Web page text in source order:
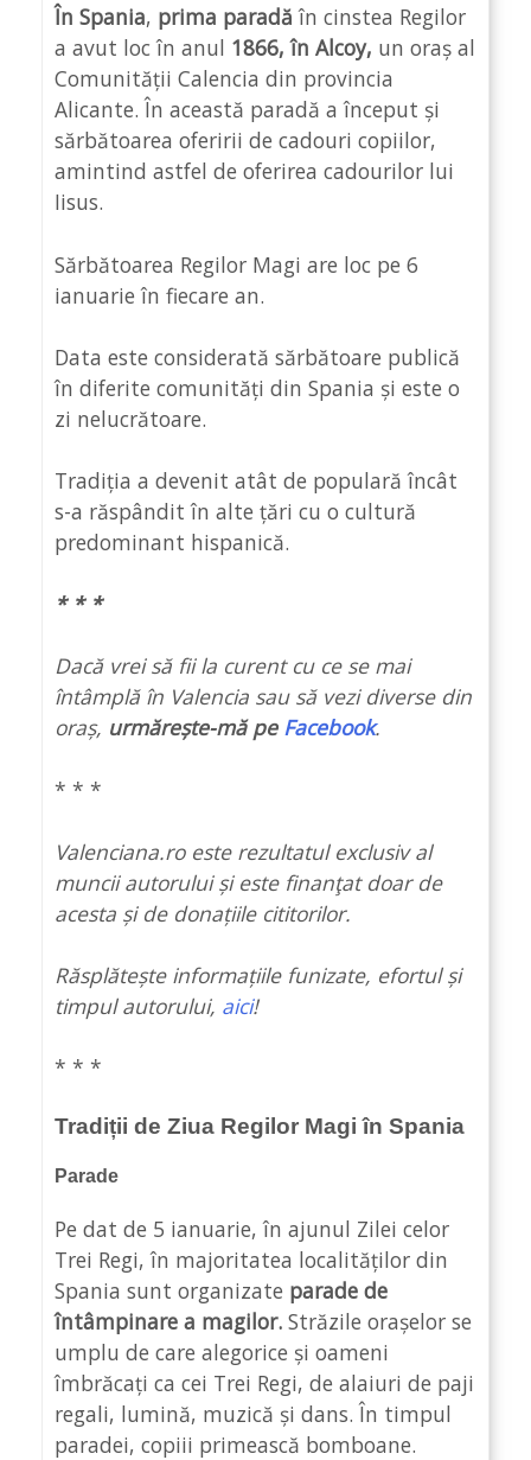
În Spania, prima paradă în cinstea Regilor
a avut loc în anul 1866, în Alcoy, un oraș al
Comunității Calencia din provincia
Alicante. În această paradă a început și
sărbătoarea oferirii de cadouri copiilor,
amintind astfel de oferirea cadourilor lui
Iisus.
Sărbătoarea Regilor Magi are loc pe 6
ianuarie în fiecare an.
Data este considerată sărbătoare publică
în diferite comunități din Spania și este o
zi nelucrătoare.
Tradiția a devenit atât de populară încât
s-a răspândit în alte țări cu o cultură
predominant hispanică.
* * *
Dacă vrei să fii la curent cu ce se mai
întâmplă în Valencia sau să vezi diverse din
oraș, urmărește-mă pe Facebook.
* * *
Valenciana.ro este rezultatul exclusiv al
muncii autorului și este finanţat doar de
acesta și de donațiile cititorilor.
Răsplătește informațiile funizate, efortul și
timpul autorului, aici!
* * *
Tradiții de Ziua Regilor Magi în Spania
Parade
Pe dat de 5 ianuarie, în ajunul Zilei celor
Trei Regi, în majoritatea localităților din
Spania sunt organizate parade de
întâmpinare a magilor. Străzile orașelor se
umplu de care alegorice și oameni
îmbrăcați ca cei Trei Regi, de alaiuri de paji
regali, lumină, muzică și dans. În timpul
paradei, copiii primească bomboane.